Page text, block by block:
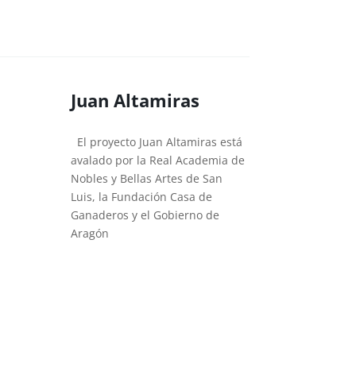
Juan Altamiras
El proyecto Juan Altamiras está
avalado por la Real Academia de
Nobles y Bellas Artes de San
Luis, la Fundación Casa de
Ganaderos y el Gobierno de
Aragón